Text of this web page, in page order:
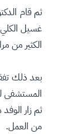
ثم قام
غسيل
الكثير من
بعد ذلك
المستشفى
ثم زار
من العمل.